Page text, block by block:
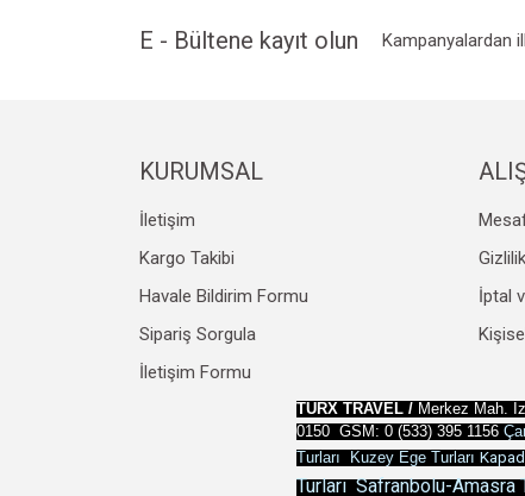
Ürün bilgilerinde hatalar bulunuyor.
E - Bültene kayıt olun Kampanyalardan
KURUMSAL
İletişim
Kargo Takibi
Havale Bildirim Formu
Sipariş Sorgula
İletişim Formu
İptal
TURX TRAVEL / Merkez Mah.
0150 GSM: 0 (533) 395 1156
Turları
Kuzey Ege Turları
Turları Safranbolu-Amasra